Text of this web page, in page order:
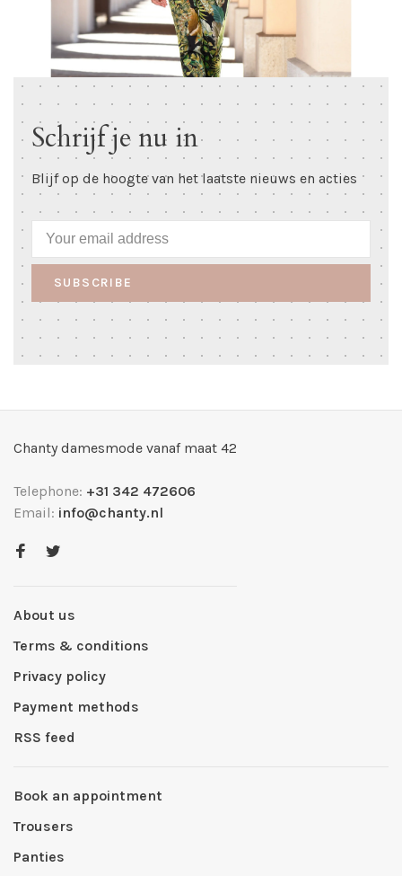
Schrijf je nu in
Blijf op de hoogte van het laatste nieuws en acties
SUBSCRIBE
Chanty damesmode vanaf maat 42
Telephone: +31 342 472606
Email: info@chanty.nl
About us
Terms & conditions
Privacy policy
Payment methods
RSS feed
Book an appointment
Trousers
Panties